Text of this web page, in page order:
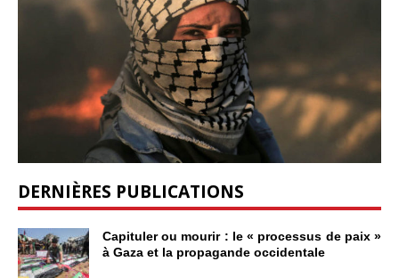
DERNIÈRES PUBLICATIONS
Capituler ou mourir : le « processus de paix »
à Gaza et la propagande occidentale